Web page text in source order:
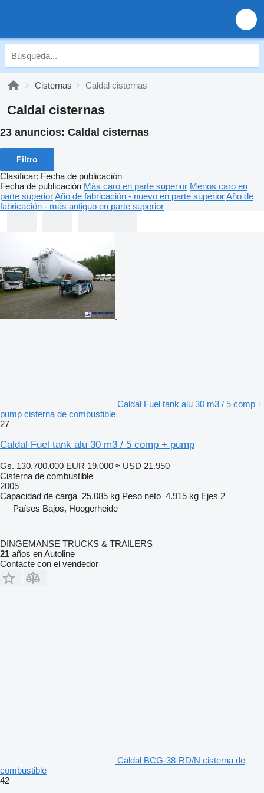
Cisternas Caldal cisternas
Caldal cisternas
23 anuncios: Caldal cisternas
Filtro
Clasificar: Fecha de publicación
Fecha de publicación Más caro en parte superior Menos caro en
parte superiorAño de fabricación - nuevo en parte superiorAño de
fabricación - más antiguo en parte superior
Caldal Fuel tank alu 30 m3 / 5 comp +
pump cisterna de combustible
27
Caldal Fuel tank alu 30 m3 / 5 comp + pump
Gs. 130.700.000 EUR 19.000 ≈ USD 21.950
Cisterna de combustible
2005
Capacidad de carga 25.085 kg Peso neto 4.915 kg Ejes 2
Países Bajos, Hoogerheide
DINGEMANSE TRUCKS & TRAILERS
21 años en Autoline
Contacte con el vendedor
Caldal BCG-38-RD/N cisterna de
combustible
42